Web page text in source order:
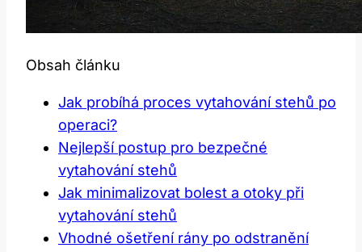
Obsah článku
Jak probíhá proces vytahování stehů po
operaci?
Nejlepší postup pro bezpečné
vytahování stehů
Jak minimalizovat bolest a otoky při
vytahování stehů
Vhodné ošetření rány po odstranění